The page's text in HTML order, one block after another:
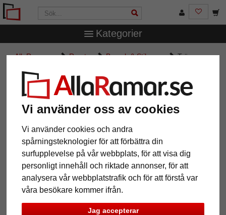
Vi använder oss av cookies
Vi använder cookies och andra
spårningsteknologier för att förbättra din
surfupplevelse på vår webbplats, för att visa dig
personligt innehåll och riktade annonser, för att
analysera vår webbplatstrafik och för att förstå var
våra besökare kommer ifrån.
Jag accepterar
Kategorier
AllaRamar.se Ramtyp Barock & Stilramar
Träram
Träram Precioso måttbeställd